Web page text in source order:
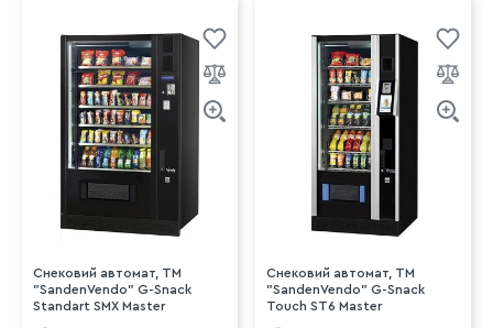
Снековий автомат, TM
"SandenVendo" G-Snack
Standart SMX Master
Снековий автомат, TM
"SandenVendo" G-Snack
Touch ST6 Master